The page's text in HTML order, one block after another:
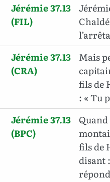
Jérémie 37.13
(FIL)
Jérémie 37.13
(CRA)
Mais
fils de
: « Tu
Jérémie 37.13
(BPC)
fils de
disant